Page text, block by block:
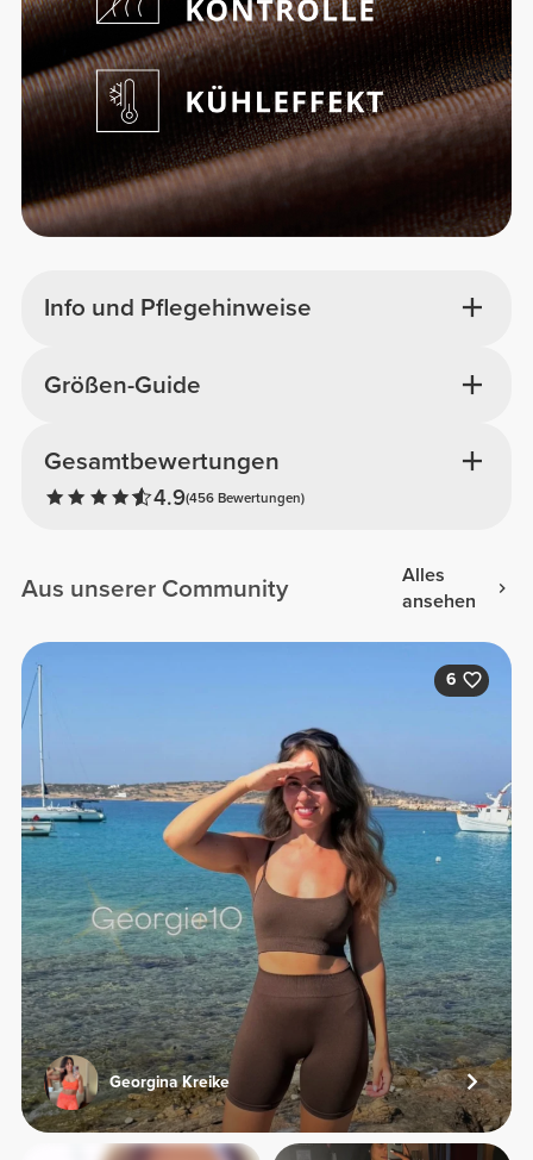
Info und Pflegehinweise
Gesamtbewertungen
4.9(456 Bewertungen)
Größen-Guide
Aus unserer Community
Alles
ansehen
6
Georgina Kreike